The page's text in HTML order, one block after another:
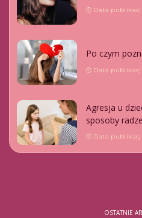
Data
Po czym
Data
Agresja u
sposoby
Data
OSTATNIE